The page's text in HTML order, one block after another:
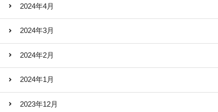
2024年4月
2024年3月
2024年2月
2024年1月
2023年12月